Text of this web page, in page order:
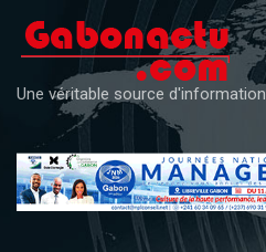
content
Une véritable source d'information